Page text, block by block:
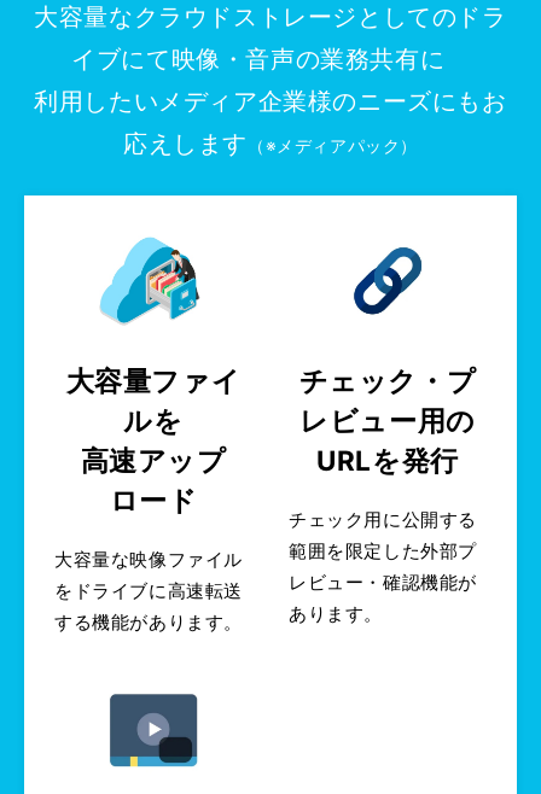
大容量なクラウドストレージとしてのドラ
イブにて映像・音声の業務共有に
利用したいメディア企業様のニーズにもお
応えします
（※メディアパック）
大容量ファイ
ルを
高速アップ
ロード
大容量な映像ファイル
をドライブに高速転送
する機能があります。
チェック・プ
レビュー用の
URLを発行
チェック用に公開する
範囲を限定した外部プ
レビュー・確認機能が
あります。